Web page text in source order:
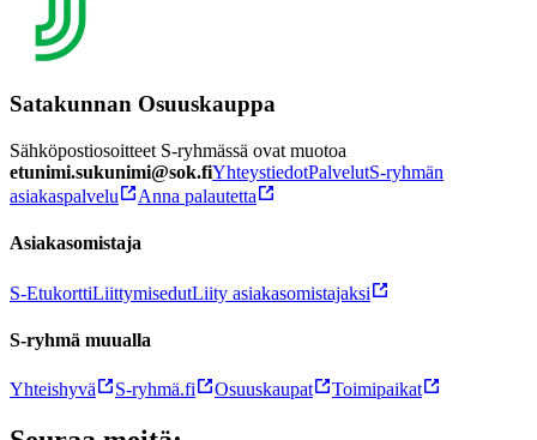
Satakunnan Osuuskauppa
Sähköpostiosoitteet S-ryhmässä ovat muotoa
etunimi.sukunimi@sok.fiYhteystiedotPalvelutS-ryhmän
asiakaspalvelu
Anna palautetta
Asiakasomistaja
S-EtukorttiLiittymisedutLiity asiakasomistajaksi
S-ryhmä muualla
Yhteishyvä S-ryhmä.fi Osuuskaupat Toimipaikat